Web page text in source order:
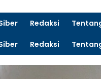
Redaksi
Redaksi